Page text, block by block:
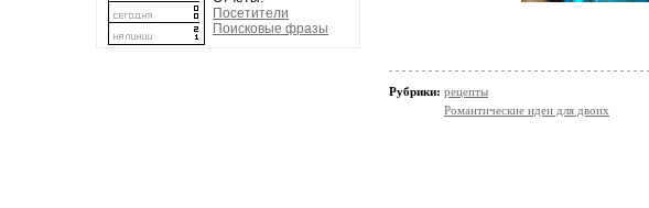
Посетители
Поисковые фразы
Рубрики: рецепты
Романтические идеи для двоих